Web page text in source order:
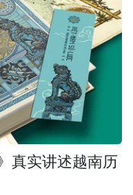
真实讲述越南历